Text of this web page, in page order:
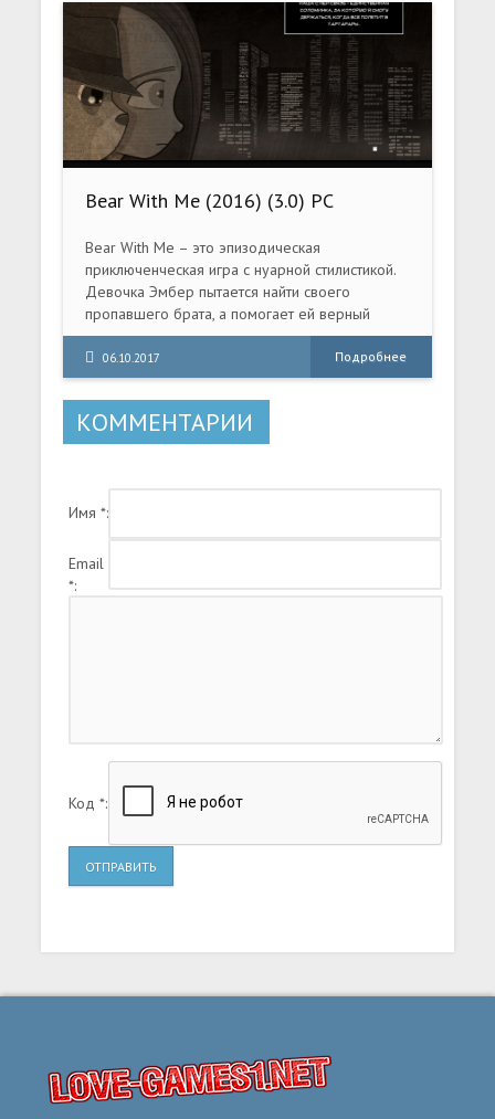
Bear With Me (2016) (3.0) PC
Bear With Me – это эпизодическая
приключенческая игра с нуарной стилистикой.
Девочка Эмбер пытается найти своего
пропавшего брата, а помогает ей верный
плюшевый медвежонок по имени Тед И.
Медведь.
06.10.2017 Подробнее
КОММЕНТАРИИ
Имя *:
Email
*:
Код *:
ОТПРАВИТЬ